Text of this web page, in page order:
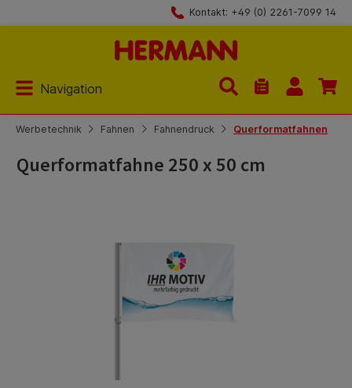
Kontakt: +49 (0) 2261-7099 14
Navigation
Du hast 0
Werbetechnik Fahnen Fahnendruck Querformatfahnen
Querformatfahne 250 x 50 cm